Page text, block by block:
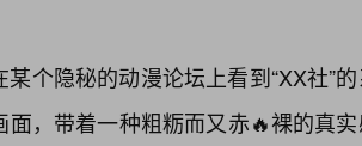
个隐秘的动漫论坛上看到“XX社”
，带着一种粗粝而又赤🔥裸的真